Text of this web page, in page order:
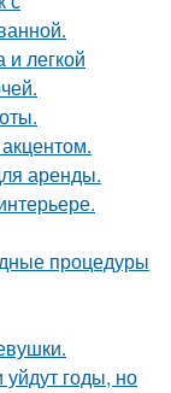
легкой
аренды.
процедуры
уйдут годы, но